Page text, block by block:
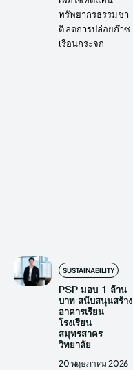
ทรัพยากรธรรมชา
ติ ลดการปล่อยก๊าซ
เรือนกระจก
SUSTAINABILITY
PSP มอบ 1 ล้าน
บาท สนับสนุนสร้าง
อาคารเรียน
โรงเรียน
สมุทรสาคร
วิทยาลัย
20 พฤษภาคม 2026